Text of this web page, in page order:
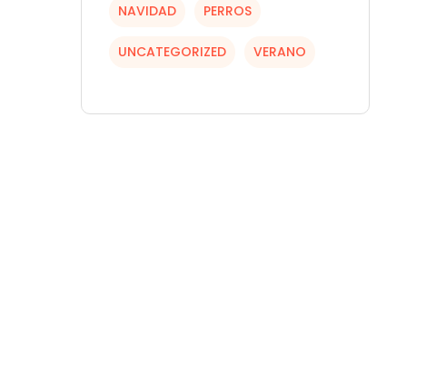
NAVIDAD PERROS
UNCATEGORIZED VERANO